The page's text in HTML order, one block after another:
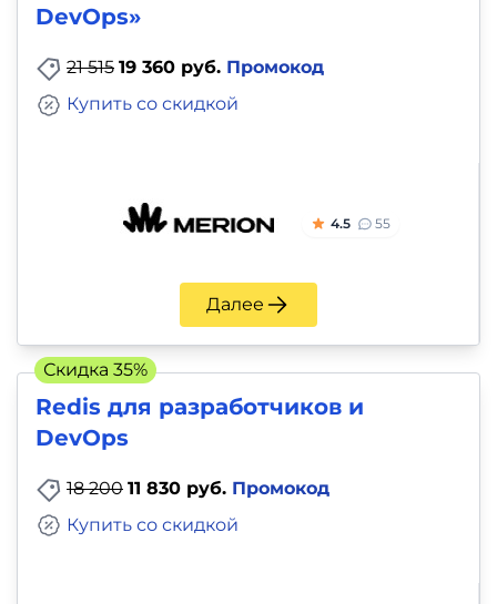
DevOps»
21 515 19 360 руб. Промокод
Купить со скидкой
4.5 55
Далее
Redis для разработчиков и
DevOps
18 200 11 830 руб. Промокод
Купить со скидкой
Скидка 35%